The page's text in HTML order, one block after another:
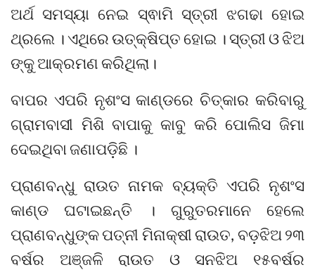
ଅର୍ଥ ସମସ୍ୟା ନେଇ ସ୍ଵାମି ସ୍ତ୍ରୀ ଝଗଢା ହୋଇ
ଥ୍ରଲେ । ଏଥିରେ ଉତ୍‌କ୍ଷିପ୍ତ ହୋଇ । ସ୍ତ୍ରୀ ଓ ଝିଅ
ଙ୍କୁ ଆକ୍ରମଣ କରିଥିଲା।
ବାପର ଏପରି ନୃଶଂସ କାଣ୍ଡରେ ଚିତ୍କାର କରିବାରୁ
ଗ୍ରାମବାସୀ ମିଶି ବାପାକୁ କାବୁ କରି ପୋଲିସ ଜିମା
ଦେଇଥିବା ଜଣାପଡ଼ିଛି ।
ପ୍ରାଣବନ୍ଧୁ ରାଉତ ନାମକ ବ୍ୟକ୍ତି ଏପରି ନୃଶଂସ
କାଣ୍ଡ ଘଟାଇଛନ୍ତି । ଗୁରୁତରମାନେ ହେଲେ
ପ୍ରାଣବନ୍ଧୁଙ୍କ ପତ୍ନୀ ମିନାକ୍ଷୀ ରାଉତ, ବଡ଼ଝିଅ ୨୩
ବର୍ଷର ଅଞ୍ଜଳି ରାଉତ ଓ ସନଝିଅ ୧୫ବର୍ଷର